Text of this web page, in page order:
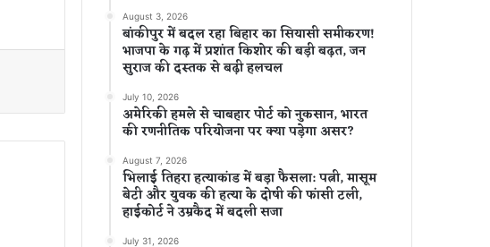
August 3, 2026
बांकीपुर में बदल रहा बिहार का सियासी समीकरण!
भाजपा के गढ़ में प्रशांत किशोर की बड़ी बढ़त, जन
सुराज की दस्तक से बढ़ी हलचल
July 10, 2026
अमेरिकी हमले से चाबहार पोर्ट को नुकसान, भारत
की रणनीतिक परियोजना पर क्या पड़ेगा असर?
August 7, 2026
भिलाई तिहरा हत्याकांड में बड़ा फैसला: पत्नी, मासूम
बेटी और युवक की हत्या के दोषी की फांसी टली,
हाईकोर्ट ने उम्रकैद में बदली सजा
July 31, 2026